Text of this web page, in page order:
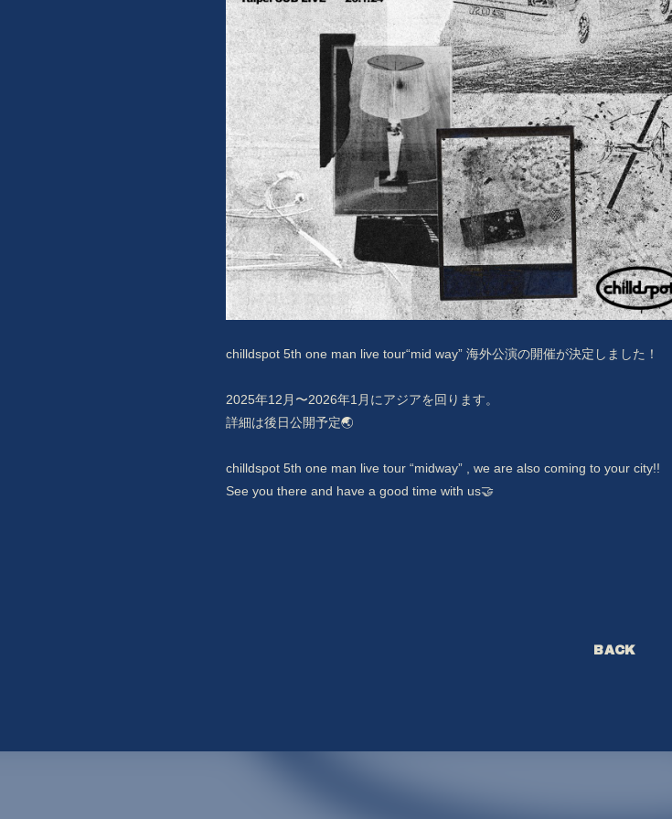
BIOGRAPHY
DISCOGRAPHY
MERCHANDISE
CONTACT
chilldspot 5th one man live tour“mid way” 海外公演の開催が決定しました！
2025年12月〜2026年1月にアジアを回ります。
詳細は後日公開予定🌏
chilldspot 5th one man live tour “midway” , we are also coming to your city!!
See you there and have a good time with us🤝
BACK